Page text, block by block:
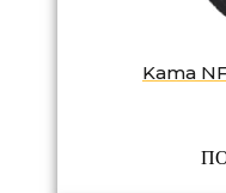
Kama